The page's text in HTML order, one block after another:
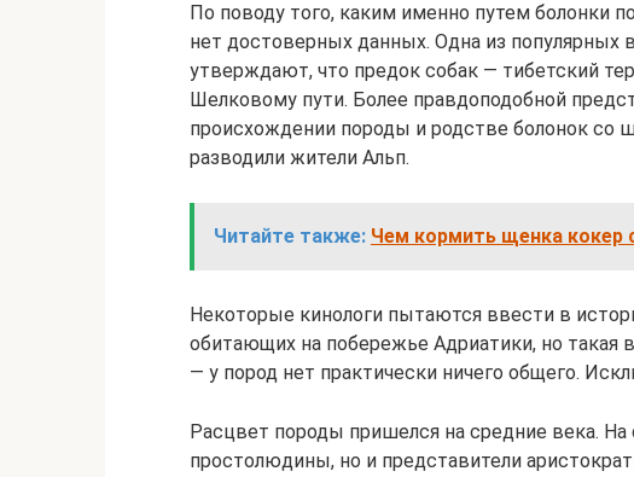
По поводу того, каким именно путем болонки
нет достоверных данных. Одна из популярных
утверждают, что предок собак — тибетский
Шелковому пути. Более правдоподобной
происхождении породы и родстве болонок со
разводили жители Альп.
Читайте также: Чем кормить щенка кокер
Некоторые кинологи пытаются ввести в
обитающих на побережье Адриатики, но такая
— у пород нет практически ничего общего.
Расцвет породы пришелся на средние века. На
простолюдины, но и представители